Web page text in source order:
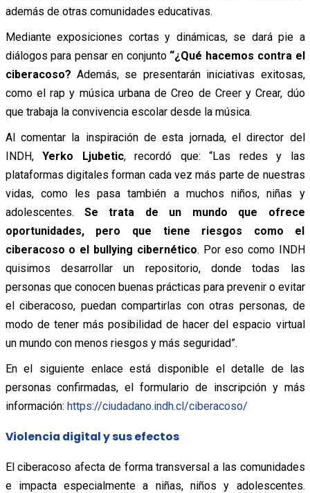
además de otras comunidades educativas.
Mediante exposiciones cortas y dinámicas, se dará pie a
diálogos para pensar en conjunto “¿Qué hacemos contra el
ciberacoso? Además, se presentarán iniciativas exitosas,
como el rap y música urbana de Creo de Creer y Crear, dúo
que trabaja la convivencia escolar desde la música.
Al comentar la inspiración de esta jornada, el director del
INDH, Yerko Ljubetic, recordó que: “Las redes y las
plataformas digitales forman cada vez más parte de nuestras
vidas, como les pasa también a muchos niños, niñas y
adolescentes. Se trata de un mundo que ofrece
oportunidades, pero que tiene riesgos como el
ciberacoso o el bullying cibernético. Por eso como INDH
quisimos desarrollar un repositorio, donde todas las
personas que conocen buenas prácticas para prevenir o evitar
el ciberacoso, puedan compartirlas con otras personas, de
modo de tener más posibilidad de hacer del espacio virtual
un mundo con menos riesgos y más seguridad”.
En el siguiente enlace está disponible el detalle de las
personas confirmadas, el formulario de inscripción y más
información: https://ciudadano.indh.cl/ciberacoso/
Violencia digital y sus efectos
El ciberacoso afecta de forma transversal a las comunidades
e impacta especialmente a niñas, niños y adolescentes.